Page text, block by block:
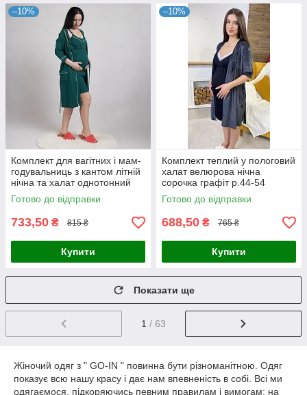
–10%
Комплект для вагітних і мам-
годувальниць з кантом літній
нічна та халат однотонний
смарагд р.44-60
Готово до відправки
733,50 ₴ 815 ₴
Купити
–10%
Комплект теплий у пологовий
халат велюрова нічна
сорочка графіт р.44-54
Готово до відправки
688,50 ₴ 765 ₴
Купити
Показати ще
1 / 63
Жіночий одяг з " GO-IN " повинна бути різноманітною. Одяг
показує всю нашу красу і дає нам впевненість в собі. Всі ми
одягаємося, підкоряючись певним правилам і вимогам: на